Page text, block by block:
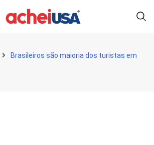
Brasileiros são maioria dos turistas em